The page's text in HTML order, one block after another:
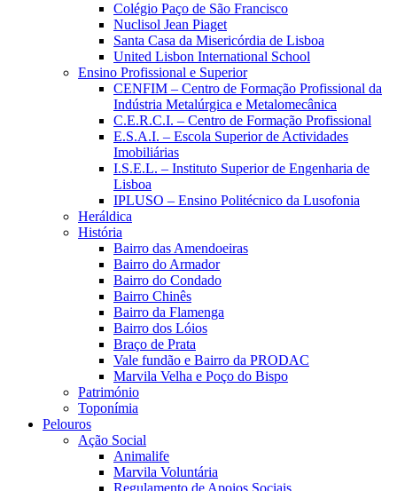
Colégio Paço de São Francisco
Nuclisol Jean Piaget
Santa Casa da Misericórdia de Lisboa
United Lisbon International School
Ensino Profissional e Superior
CENFIM – Centro de Formação Profissional da
Indústria Metalúrgica e Metalomecânica
C.E.R.C.I. – Centro de Formação Profissional
E.S.A.I. – Escola Superior de Actividades
Imobiliárias
I.S.E.L. – Instituto Superior de Engenharia de
Lisboa
IPLUSO – Ensino Politécnico da Lusofonia
Heráldica
História
Bairro das Amendoeiras
Bairro do Armador
Bairro do Condado
Bairro Chinês
Bairro da Flamenga
Bairro dos Lóios
Braço de Prata
Vale fundão e Bairro da PRODAC
Marvila Velha e Poço do Bispo
Património
Toponímia
Pelouros
Ação Social
Animalife
Marvila Voluntária
Regulamento de Apoios Sociais